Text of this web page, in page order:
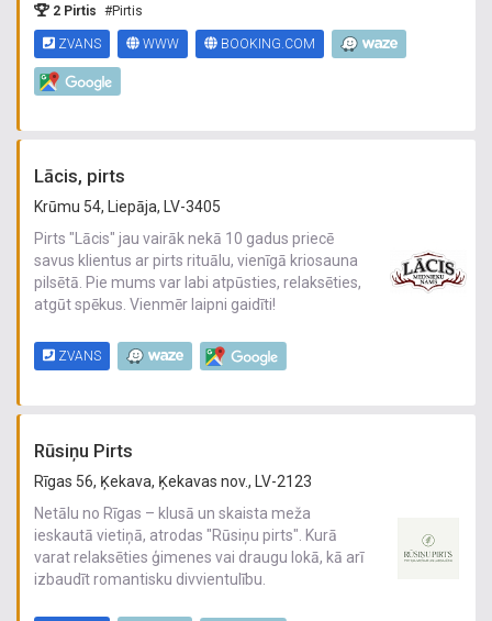
2 Pirtis #Pirtis
ZVANS WWW BOOKING.COM
Lācis, pirts
Krūmu 54, Liepāja, LV-3405
Pirts "Lācis" jau vairāk nekā 10 gadus priecē
savus klientus ar pirts rituālu, vienīgā kriosauna
pilsētā. Pie mums var labi atpūsties, relaksēties,
atgūt spēkus. Vienmēr laipni gaidīti!
ZVANS
Rūsiņu Pirts
Rīgas 56, Ķekava, Ķekavas nov., LV-2123
Netālu no Rīgas – klusā un skaista meža
ieskautā vietiņā, atrodas "Rūsiņu pirts". Kurā
varat relaksēties ģimenes vai draugu lokā, kā arī
izbaudīt romantisku divvientulību.